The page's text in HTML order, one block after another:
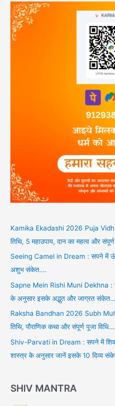
Kamika Ekadashi 2026 Puja Vidhi :
तिथि, 5 महाउपाय, दान का महत्व और
Seeing Camel in Dream : सपने में
अशुभ संकेत….
Sapne Mein Rishi Muni Dekhna :
के अनुसार इसके अद्भुत और जाग्रत
Raksha Bandhan 2026 Subh
तिथि, पौराणिक कथा और संपूर्ण पूजा विधि….
Shiv-Parvati in Dream : सपने में शिव-
शास्त्र के अनुसार जानें इसके 10 दिव्य
SHIV MANTRA